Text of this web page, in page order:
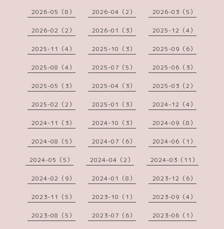
2026-05（8） 2026-04（2） 2026-03（5）
2026-02（2） 2026-01（3） 2025-12（4）
2025-11（4） 2025-10（3） 2025-09（6）
2025-08（4） 2025-07（5） 2025-06（3）
2025-05（3） 2025-04（3） 2025-03（2）
2025-02（2） 2025-01（3） 2024-12（4）
2024-11（3） 2024-10（3） 2024-09（8）
2024-08（5） 2024-07（6） 2024-06（1）
2024-05（5） 2024-04（2） 2024-03（11）
2024-02（9） 2024-01（8） 2023-12（6）
2023-11（5） 2023-10（1） 2023-09（4）
2023-08（5） 2023-07（6） 2023-06（1）